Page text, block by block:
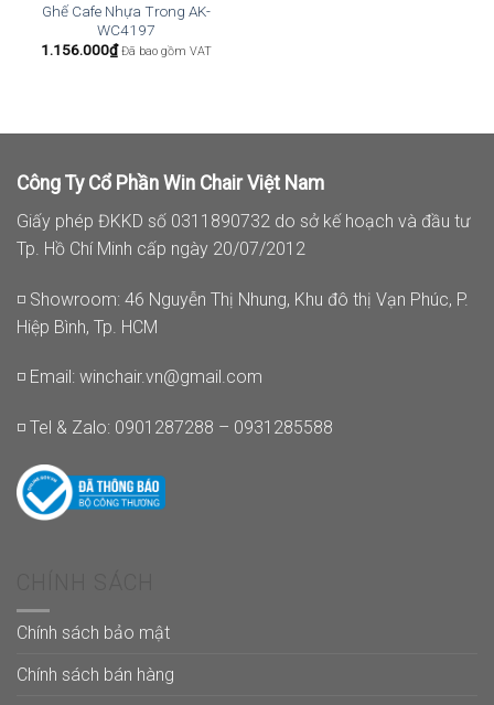
Ghế Cafe Nhựa Trong AK-
WC4197
1.156.000₫ Đã bao gồm VAT
Công Ty Cổ Phần Win Chair Việt Nam
Giấy phép ĐKKD số 0311890732 do sở kế hoạch và đầu tư
Tp. Hồ Chí Minh cấp ngày 20/07/2012
◽ Showroom: 46 Nguyễn Thị Nhung, Khu đô thị Vạn Phúc, P.
Hiệp Bình, Tp. HCM
◽ Email: winchair.vn@gmail.com
◽ Tel & Zalo: 0901287288 – 0931285588
Chính sách bảo mật
Chính sách bán hàng